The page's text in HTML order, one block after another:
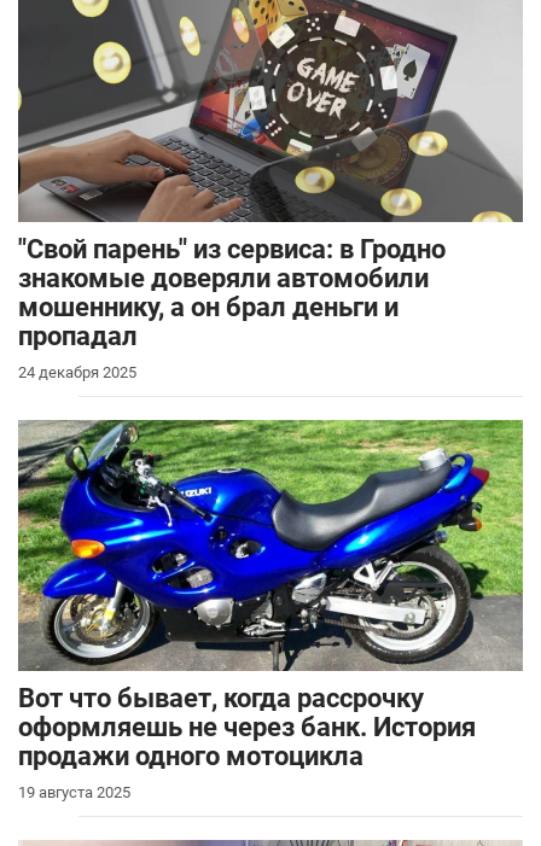
"Свой парень" из сервиса: в Гродно
знакомые доверяли автомобили
мошеннику, а он брал деньги и
пропадал
24 декабря 2025
Вот что бывает, когда рассрочку
оформляешь не через банк. История
продажи одного мотоцикла
19 августа 2025